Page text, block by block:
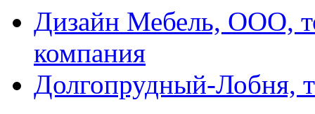
Дизайн Мебель, ООО,
компания
Долгопрудный-Лобня,